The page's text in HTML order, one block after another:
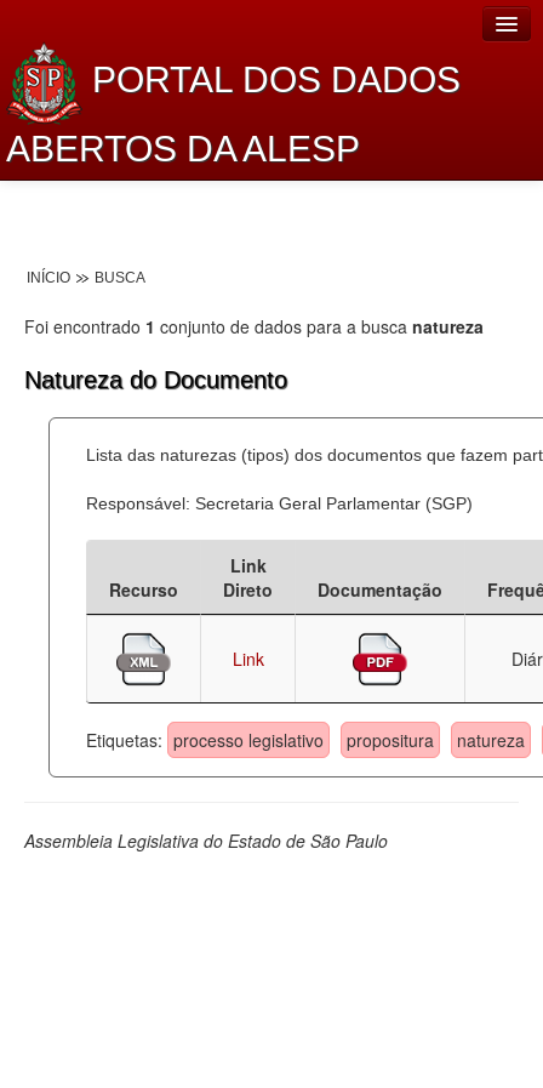
PORTAL DOS DADOS
ABERTOS DA ALESP
Lei de Acesso à Informação
Dados Governamentais Abertos
Processo Legislativo
Deputados Estaduais
Administração
Legislação
Perguntas frequentes
INÍCIO BUSCA
Foi encontrado 1 conjunto de dados para a busca natureza
Natureza do Documento
Lista das naturezas (tipos) dos documentos que fazem
Responsável: Secretaria Geral Parlamentar (SGP)
Recurso
Link
Direto
Documentação
Link
Etiquetas: processo legislativo propositura natureza
Assembleia Legislativa do Estado de São Paulo